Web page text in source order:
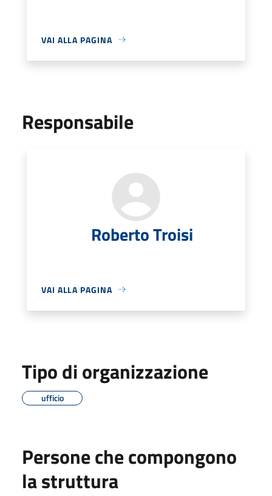
VAI ALLA PAGINA
Responsabile
Roberto Troisi
VAI ALLA PAGINA
Tipo di organizzazione
ufficio
Persone che compongono
la struttura